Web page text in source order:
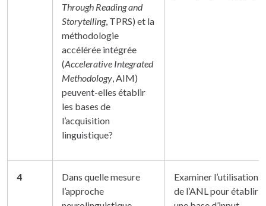
Through Reading and
Storytelling, TPRS) et la
méthodologie
accélérée intégrée
(Accelerative Integrated
Methodology , AIM)
peuvent-elles établir
les bases de
l’acquisition
linguistique?
4
Dans quelle mesure
l’approche
Examiner l’utilisation
de l’ANL pour établir